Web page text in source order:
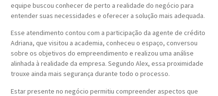
equipe buscou conhecer de perto a realidade do negócio para
entender suas necessidades e oferecer a solução mais adequada.
Esse atendimento contou com a participação da agente de crédito
Adriana, que visitou a academia, conheceu o espaço, conversou
sobre os objetivos do empreendimento e realizou uma análise
alinhada à realidade da empresa. Segundo Alex, essa proximidade
trouxe ainda mais segurança durante todo o processo.
Estar presente no negócio permitiu compreender aspectos que